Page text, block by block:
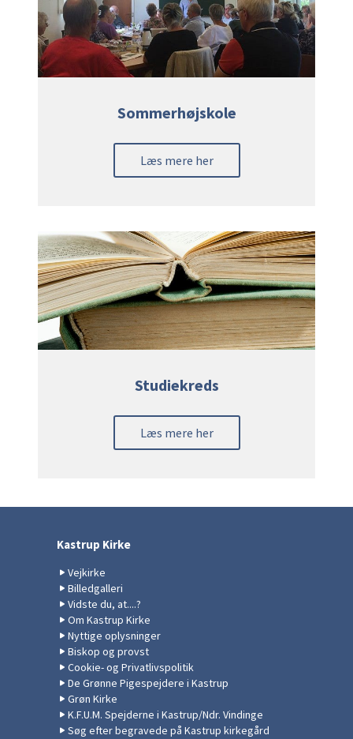
Sommerhøjskole
Læs mere her
Studiekreds
Læs mere her
Kastrup Kirke
Vejkirke
Billedgalleri
Vidste du, at....?
Om Kastrup Kirke
Nyttige oplysninger
Biskop og provst
Cookie- og Privatlivspolitik
De Grønne Pigespejdere i Kastrup
Grøn Kirke
K.F.U.M. Spejderne i Kastrup/Ndr. Vindinge
Søg efter begravede på Kastrup kirkegård